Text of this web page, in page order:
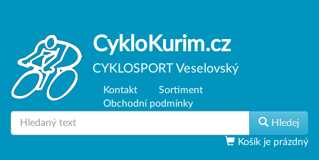
CykloKurim.cz
CYKLOSPORT Veselovský
Kontakt
Sortiment
Obchodní podmínky
Hledej
Košík je prázdný